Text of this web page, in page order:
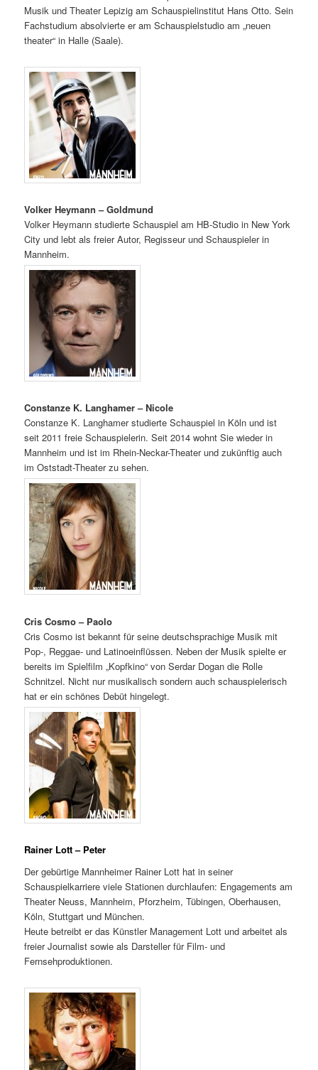
Musik und Theater Lepizig am Schauspielinstitut Hans Otto. Sein
Fachstudium absolvierte er am Schauspielstudio am „neuen
theater“ in Halle (Saale).
Volker Heymann – Goldmund
Volker Heymann studierte Schauspiel am HB-Studio in New York
City und lebt als freier Autor, Regisseur und Schauspieler in
Mannheim.
Constanze K. Langhamer – Nicole
Constanze K. Langhamer studierte Schauspiel in Köln und ist
seit 2011 freie Schauspielerin. Seit 2014 wohnt Sie wieder in
Mannheim und ist im Rhein-Neckar-Theater und zukünftig auch
im Oststadt-Theater zu sehen.
Cris Cosmo – Paolo
Cris Cosmo ist bekannt für seine deutschsprachige Musik mit
Pop-, Reggae- und Latinoeinflüssen. Neben der Musik spielte er
bereits im Spielfilm „Kopfkino“ von Serdar Dogan die Rolle
Schnitzel. Nicht nur musikalisch sondern auch schauspielerisch
hat er ein schönes Debüt hingelegt.
Rainer Lott – Peter
Der gebürtige Mannheimer Rainer Lott hat in seiner
Schauspielkarriere viele Stationen durchlaufen: Engagements am
Theater Neuss, Mannheim, Pforzheim, Tübingen, Oberhausen,
Köln, Stuttgart und München.
Heute betreibt er das Künstler Management Lott und arbeitet als
freier Journalist sowie als Darsteller für Film- und
Fernsehproduktionen.